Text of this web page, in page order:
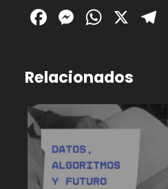
Facebook
X
Relacionados